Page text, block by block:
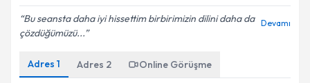
Kişisel verilerimin işlenmesine ilişkinAydınlatma
Metni
Bu seansta daha iyi hissettim birbirimizin dilini daha da
çözdüğümüzü...
Devamı
Adres 1 Adres 2 Online Görüşme